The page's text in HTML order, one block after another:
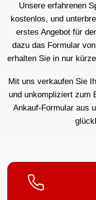
Unsere erfahrenen
kostenlos, und
erstes Angebot für
dazu das Formular von
erhalten Sie in nur
Mit uns verkaufen Sie
und unkompliziert zum
Ankauf-Formular aus